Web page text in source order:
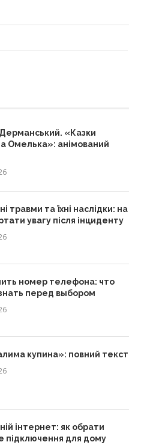
«Казки
Омелька»: анімований
травми та їхні наслідки: на
увагу після інциденту
номер телефона: что
перед выбором
купина»: повний текст
інтернет: як обрати
підключення для дому